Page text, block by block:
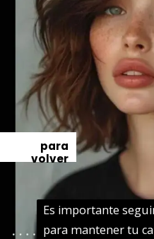
Es importante
para mantener tu
Es importante
para mantener tu
para
volver